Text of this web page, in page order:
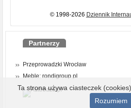
© 1998-2026 Dziennik
Partnerzy
Przeprowadzki Wrocław
Meble: rondigroup.pl
Ta strona używa ciasteczek (cookies).
Rozumiem